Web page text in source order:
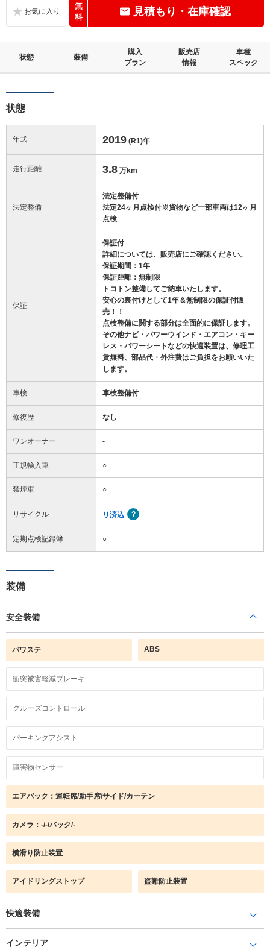
無
料
見積もり・在庫確認
状態 装備
購入
プラン
販売店
情報
車種
スペック
状態
年式 2019 (R1)年
走行距離 3.8 万km
法定整備
法定整備付
法定24ヶ月点検付※貨物など一部車両は12ヶ月
点検
保証
保証付
詳細については、販売店にご確認ください。
保証期間：1年
保証距離：無制限
トコトン整備してご納車いたします。
安心の裏付けとして1年＆無制限の保証付販
売！！
点検整備に関する部分は全面的に保証します。
その他ナビ・パワーウインド・エアコン・キー
レス・パワーシートなどの快適装置は、修理工
賃無料、部品代・外注費はご負担をお願いいた
します。
車検 車検整備付
修復歴 なし
ワンオーナー -
正規輸入車 ○
禁煙車 ○
リサイクル リ済込
定期点検記録簿 ○
装備
安全装備
パワステ ABS
衝突被害軽減ブレーキ
クルーズコントロール
パーキングアシスト
障害物センサー
エアバック：運転席/助手席/サイド/カーテン
カメラ：-/-/バック/-
横滑り防止装置
アイドリングストップ 盗難防止装置
快適装備
インテリア